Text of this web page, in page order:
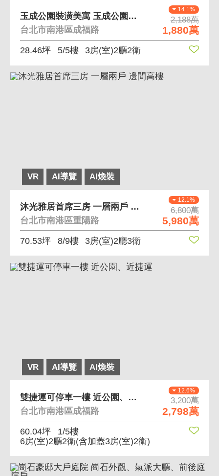
14.1%
2,188萬
1,880萬
玉成公園裝潢美寓 玉成公園旁，生活機能方便
台北市南港區成福路
28.46坪 5/5樓 3房(室)2廳2衛
VR AI導覽 AI煥裝
12.1%
6,800萬
5,980萬
沐光雅居首席三房 一層兩戶 邊間高樓
台北市南港區重陽路
70.53坪 8/9樓 3房(室)2廳3衛
VR AI導覽 AI煥裝
12.6%
3,200萬
2,798萬
雙捷運可停車一樓 近公園、近捷運
台北市南港區成福路
60.04坪
1/5樓
6房(室)2廳2衛(含加蓋3房(室)2衛)